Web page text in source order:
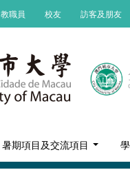
教職員 校友 訪客及朋友
暑期項目及交流項目